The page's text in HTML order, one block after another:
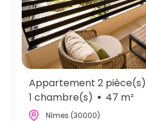
Appartement 2 pièce(s)
1 chambre(s)
47 m²
Nîmes (30000)